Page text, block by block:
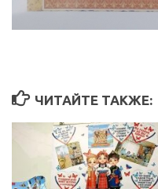
ЧИТАЙТЕ ТАКЖЕ: